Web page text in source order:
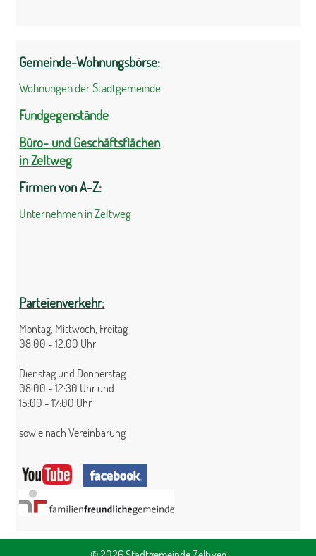
Gemeinde-Wohnungsbörse:
Wohnungen der Stadtgemeinde
Fundgegenstände
Büro- und Geschäftsflächen
in Zeltweg
Firmen von A-Z:
Unternehmen in Zeltweg
Parteienverkehr:
Montag, Mittwoch, Freitag
08:00 - 12:00 Uhr
Dienstag und Donnerstag
08:00 - 12:30 Uhr und
15:00 - 17:00 Uhr
sowie nach Vereinbarung